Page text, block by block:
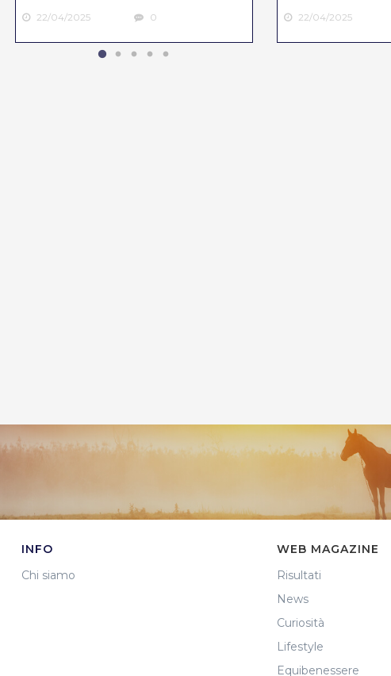
22/04/2025 0 22/04/2025
INFO
Chi siamo
WEB MAGAZINE
Risultati
News
Curiosità
Lifestyle
Equibenessere